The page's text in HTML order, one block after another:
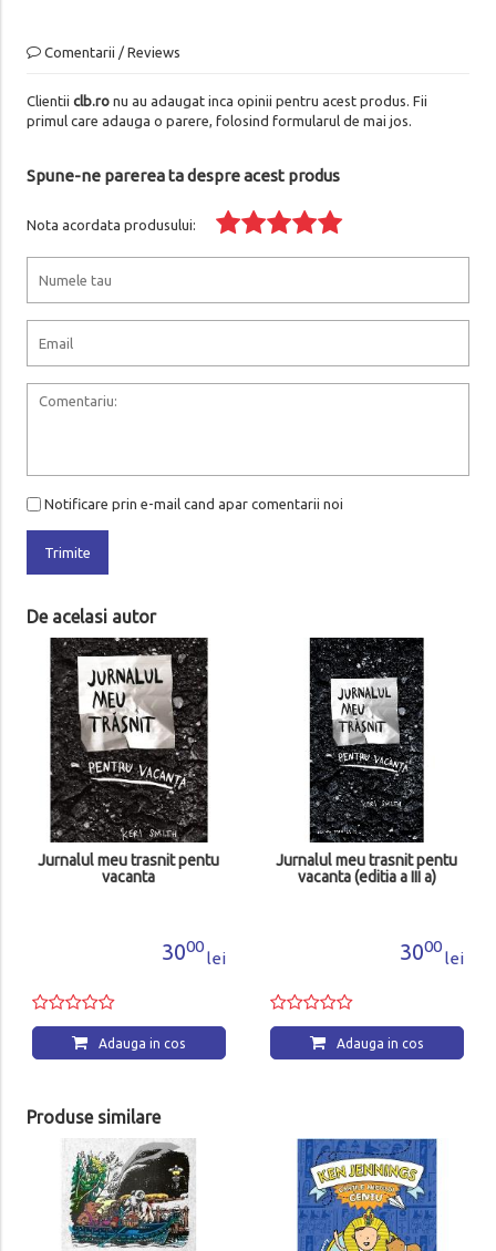
Comentarii / Reviews
Clientii clb.ronu au adaugat inca opinii pentru acest produs. Fii
primul care adauga o parere, folosind formularul de mai jos.
Spune-ne parerea ta despre acest produs
Nota acordata produsului:
Notificare prin e-mail cand apar comentarii noi
Trimite
De acelasi autor
pentu
Jurnalul meu trasnit pentu
vacanta (editia a III a)
Jurnalul meu
Produse similare